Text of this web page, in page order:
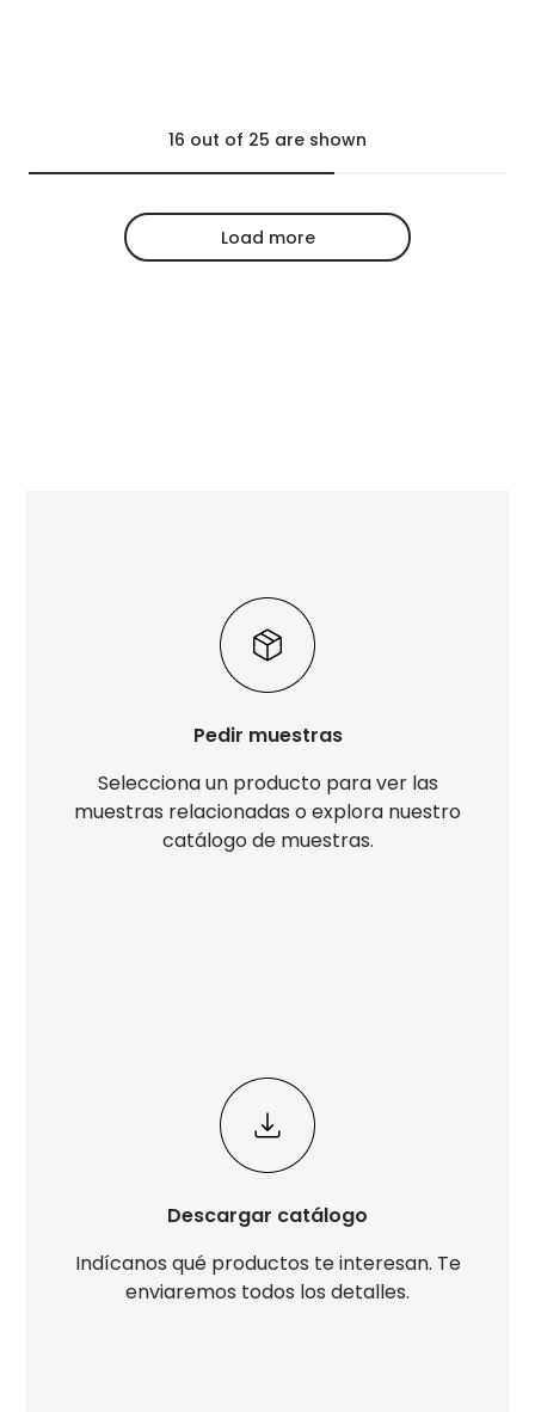
16 out of 25 are shown
Load more
Pedir muestras
Selecciona un producto para ver las
muestras relacionadas o explora nuestro
catálogo de muestras.
Descargar catálogo
Indícanos qué productos te interesan. Te
enviaremos todos los detalles.